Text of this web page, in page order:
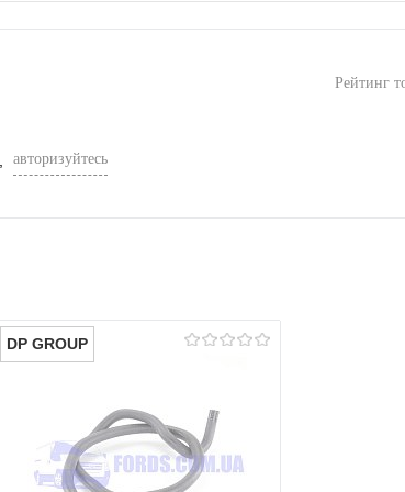
Рейтинг
авторизуйтесь
DP GROUP